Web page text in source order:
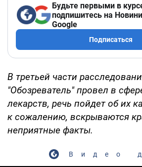
Будьте первыми в
подпишитесь на
Google
Подписаться
В третьей части
"Обозреватель" провел в
лекарств, речь пойдет об их
к сожалению, вскрываются
неприятные факты.
Видео